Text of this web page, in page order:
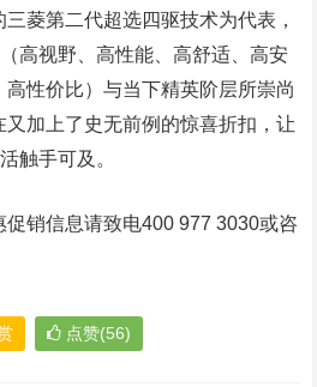
菱第二代超选四驱技术为代表，
高视野、高性能、高舒适、高安
性价比）与当下精英阶层所崇尚
加上了史无前例的惊喜折扣，让
触手可及。
销信息请致电400 977 3030或咨
点赞(56)